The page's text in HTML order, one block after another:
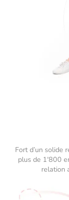
Fort d’un solide
plus de 1'800
relation